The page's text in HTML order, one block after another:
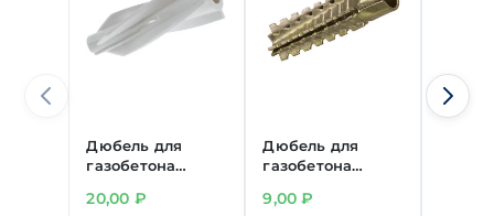
Дюбель для
газобетона
14х80 мм
20,00 ₽
Дюбель для
газобетона
9,00₽